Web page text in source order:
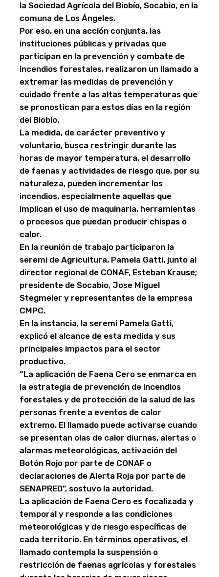
la Sociedad Agrícola del Biobío, Socabio, en la
comuna de Los Ángeles.
Por eso, en una acción conjunta, las
instituciones públicas y privadas que
participan en la prevención y combate de
incendios forestales, realizaron un llamado a
extremar las medidas de prevención y
cuidado frente a las altas temperaturas que
se pronostican para estos días en la región
del Biobío.
La medida, de carácter preventivo y
voluntario, busca restringir durante las
horas de mayor temperatura, el desarrollo
de faenas y actividades de riesgo que, por su
naturaleza, pueden incrementar los
incendios, especialmente aquellas que
implican el uso de maquinaria, herramientas
o procesos que puedan producir chispas o
calor.
En la reunión de trabajo participaron la
seremi de Agricultura, Pamela Gatti, junto al
director regional de CONAF, Esteban Krause;
presidente de Socabio, Jose Miguel
Stegmeier y representantes de la empresa
CMPC.
En la instancia, la seremi Pamela Gatti,
explicó el alcance de esta medida y sus
principales impactos para el sector
productivo.
“La aplicación de Faena Cero se enmarca en
la estrategia de prevención de incendios
forestales y de protección de la salud de las
personas frente a eventos de calor
extremo. El llamado puede activarse cuando
se presentan olas de calor diurnas, alertas o
alarmas meteorológicas, activación del
Botón Rojo por parte de CONAF o
declaraciones de Alerta Roja por parte de
SENAPRED”, sostuvo la autoridad.
La aplicación de Faena Cero es focalizada y
temporal y responde a las condiciones
meteorológicas y de riesgo específicas de
cada territorio. En términos operativos, el
llamado contempla la suspensión o
restricción de faenas agrícolas y forestales